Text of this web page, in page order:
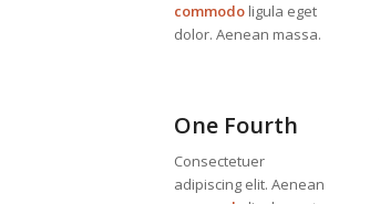
commodo ligula eget
dolor. Aenean massa.
One Fourth
Consectetuer
adipiscing elit. Aenean